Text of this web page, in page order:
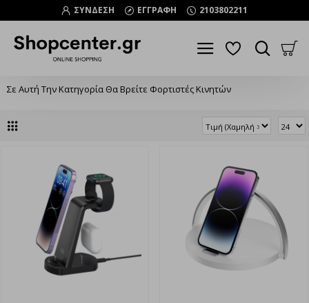
ΣΥΝΔΕΣΗ ΕΓΓΡΑΦΗ 2103802211
Σε Αυτή Την Κατηγορία Θα Βρείτε Φορτιστές Κινητών